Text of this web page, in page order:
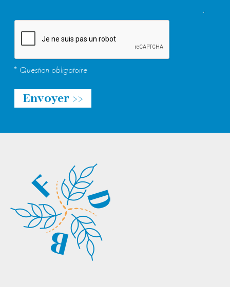
Veuillez laisser ce champ vide.
* Question obligatoire